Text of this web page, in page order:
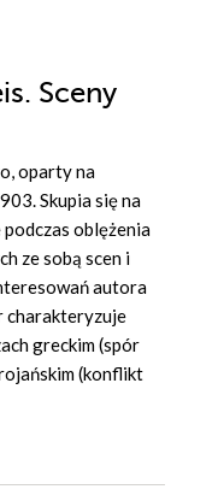
Sceny
oparty na
Skupia się na
oblężenia
ze sobą scen i
autora
charakteryzuje
greckim (spór
(konflikt